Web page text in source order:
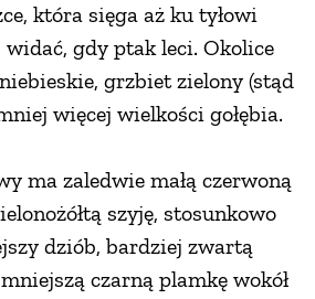
która sięga aż ku tyłowi
widać, gdy ptak leci. Okolice
grzbiet zielony (stąd
więcej wielkości gołębia.
ma zaledwie małą czerwoną
szyję, stosunkowo
dziób, bardziej zwartą
czarną plamkę wokół